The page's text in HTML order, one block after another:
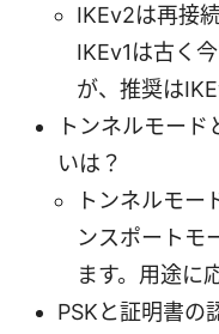
IKEv2は再接
IKEv1は古く
が、推奨は
トンネルモー
いは？
トンネルモー
ンスポートモ
ます。用途に
PSKと証明書の